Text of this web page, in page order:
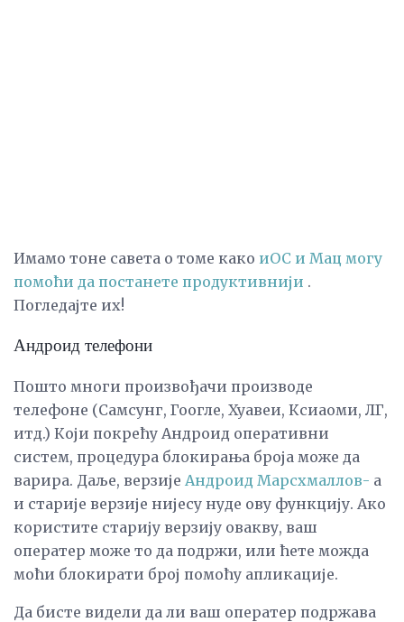
Имамо тоне савета о томе како иОС и Мац могу
помоћи да постанете продуктивнији .
Погледајте их!
Андроид телефони
Пошто многи произвођачи производе
телефоне (Самсунг, Гоогле, Хуавеи, Ксиаоми, ЛГ,
итд.) Који покрећу Андроид оперативни
систем, процедура блокирања броја може да
варира. Даље, верзије Андроид Марсхмаллов- а
и старије верзије нијесу нуде ову функцију. Ако
користите старију верзију овакву, ваш
оператер може то да подржи, или ћете можда
моћи блокирати број помоћу апликације.
Да бисте видели да ли ваш оператер подржава